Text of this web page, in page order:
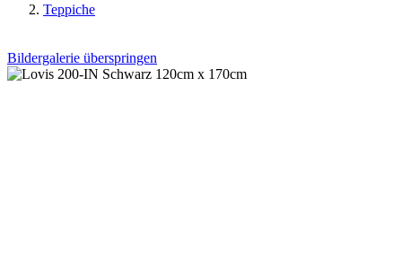
Teppiche
Bildergalerie überspringen